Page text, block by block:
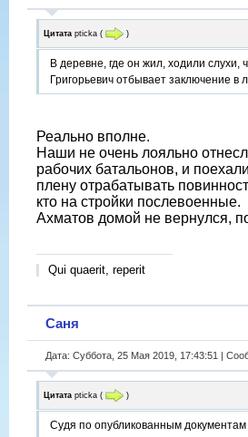
Цитата pticka ( )
В деревне, где он жил, ходили слухи,
Григорьевич отбывает заключение в
Реально вполне.
Наши не очень лояльно
рабочих батальонов, и
плену отрабатывать
кто на стройки послевоенные.
Ахматов домой не вернулся,
Qui quaerit, reperit
Саня
Дата: Суббота, 25 Мая 2019, 17:43:51 |
Цитата pticka ( )
Судя по опубликованным